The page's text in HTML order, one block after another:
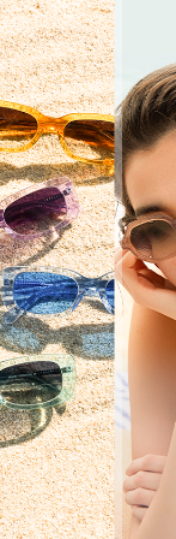
la montura: 131 mm
resorte: Sí
detalles